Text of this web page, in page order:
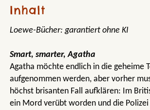
Inhalt
Loewe-Bücher: garantiert ohne KI
Smart, smarter, Agatha
Agatha möchte endlich in die geheime
aufgenommen werden, aber vorher
höchst brisanten Fall aufklären: Im
ein Mord verübt worden und die